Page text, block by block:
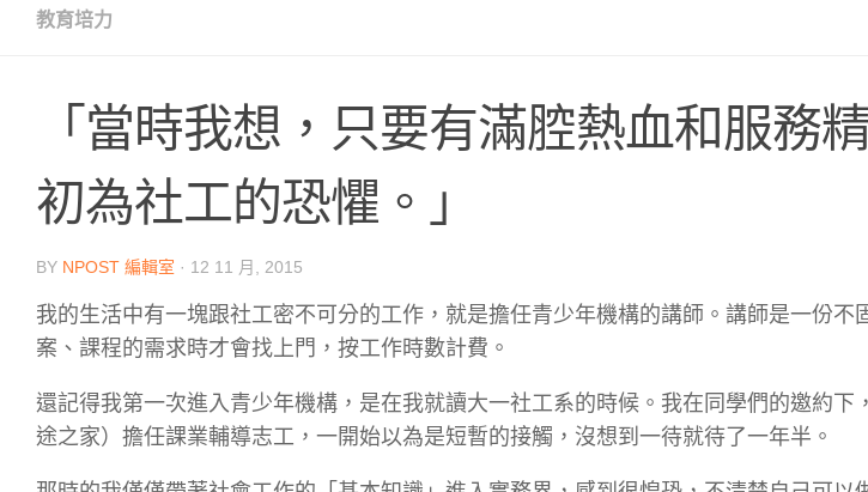
教育培力
「當時我想，只要有滿腔熱血和服務
初為社工的恐懼。」
BY NPOST 編輯室 · 12 11 月, 2015
我的生活中有一塊跟社工密不可分的工作，就是擔任青少年機構的講師。講師是一份不
案、課程的需求時才會找上門，按工作時數計費。
還記得我第一次進入青少年機構，是在我就讀大一社工系的時候。我在同學們的邀約下
途之家）擔任課業輔導志工，一開始以為是短暫的接觸，沒想到一待就待了一年半。